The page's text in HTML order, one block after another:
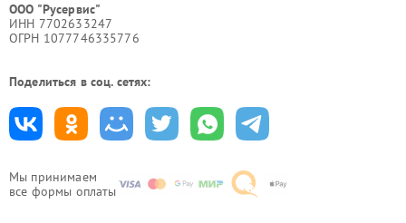
Мы принимаем
все формы оплаты
ООО "Русервис"
ИНН 7702633247
ОГРН 1077746335776
Поделиться в соц. сетях: